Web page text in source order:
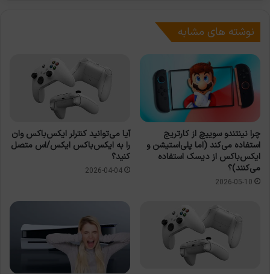
نوشته های مشابه
چرا نینتندو سوییچ از کارتریج
استفاده می‌کند (اما پلی‌استیشن و
ایکس‌باکس از دیسک استفاده
می‌کنند)؟
2026-05-10
آیا می‌توانید کنترلر ایکس‌باکس وان
را به ایکس‌باکس ایکس/اس متصل
کنید؟
2026-04-04